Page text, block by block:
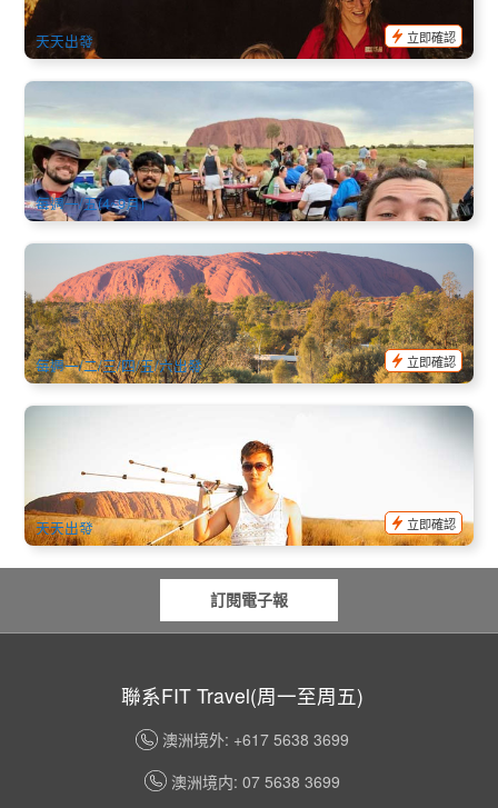
AUD
天天出發
立即確認
烏魯魯+卡塔丘塔 日出日落BBQ 2天1夜之旅（從艾爾斯岩/愛
麗斯泉出發/返回可選）英文
941 已預訂
AUD $955.00 $979.00
AYQ08031
每週一/五(4~9月)
烏魯魯 | 艾爾斯岩+帝王谷+愛麗絲泉 露營3日遊 (愛麗絲泉出
發-行程結束在愛麗絲泉)
797 已預訂
AUD $878.00 $995.00
AYQ08118
每週一/二/三/四/五/六出發
立即確認
Guided Base Walk 10Km (英文)
762 已預訂
AUD $214.00 $219.00
天天出發
立即確認
訂閱電子報
聯系FIT Travel(周一至周五)
澳洲境外: +617 5638 3699
澳洲境内: 07 5638 3699